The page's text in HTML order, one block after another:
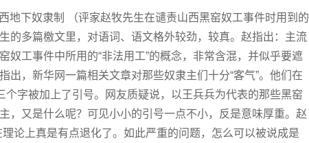
地下奴隶制 （评家赵牧先生在谴责山西黑窑奴工事件时用到的
的多篇檄文里，对语词、语文格外较劲，较真。赵指出：主流
奴工事件中所用的“非法用工”的概念，非常含混，并似乎要遮
出，新华网一篇相关文章对那些奴隶主们十分“客气”。他们在
个字被加上了引号。网友质疑说，以王兵兵为代表的那些黑窑
，又是什么呢？可见小小的引号一点不小，反是意味厚重。赵
论上真是有点退化了。如此严重的问题，怎么可以被说成是